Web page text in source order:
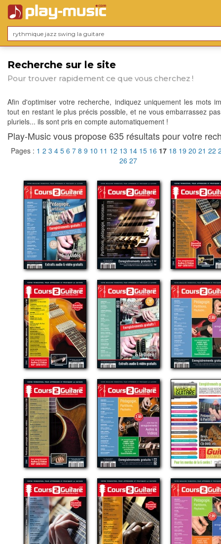
Recherche sur le site
Pour trouver rapidement ce que vous cherchez !
Afin d'optimiser votre recherche, indiquez uniquement les mots
tout en restant le plus précis possible, et ne vous embarrassez
pluriels... ils sont pris en compte automatiquement !
Play-Music vous propose 635 résultats pour votre
Pages : 1 2 3 4 5 6 7 8 9 10 11 12 13 14 15 16 17 18 19 20 21 22
26 27